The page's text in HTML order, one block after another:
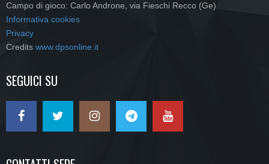
Campo di gioco: Carlo Androne, via Fieschi Recco (Ge)
Informativa cookies
Privacy
Credits www.dpsonline.it
SEGUICI SU